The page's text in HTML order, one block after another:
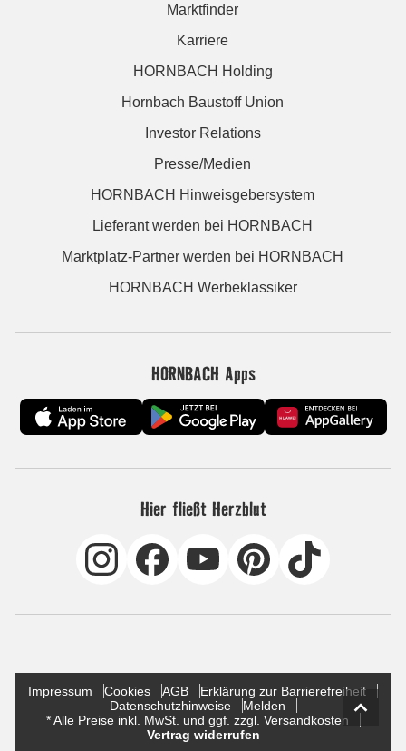
Marktfinder
Karriere
HORNBACH Holding
Hornbach Baustoff Union
Investor Relations
Presse/Medien
HORNBACH Hinweisgebersystem
Lieferant werden bei HORNBACH
Marktplatz-Partner werden bei HORNBACH
HORNBACH Werbeklassiker
HORNBACH Apps
Hier fließt Herzblut
Impressum Cookies AGB
Erklärung zur Barrierefreiheit
Datenschutzhinweise
Melden
* Alle Preise inkl. MwSt. und ggf. zzgl. Versandkosten
Vertrag widerrufen